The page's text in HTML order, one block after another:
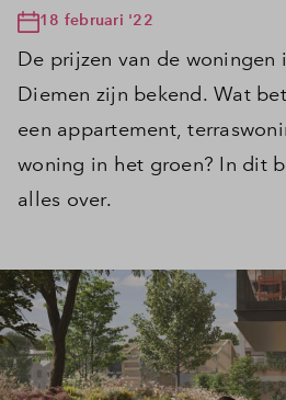
18 februari '22
De prijzen van de woningen
Diemen zijn bekend. Wat
een appartement,
woning in het groen? In dit
alles over.